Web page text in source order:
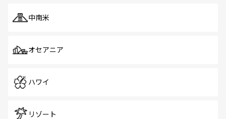
中南米
オセアニア
ハワイ
リゾート